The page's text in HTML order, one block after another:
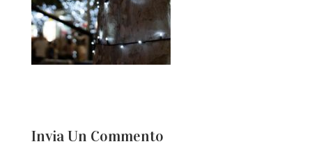
Invia Un Commento